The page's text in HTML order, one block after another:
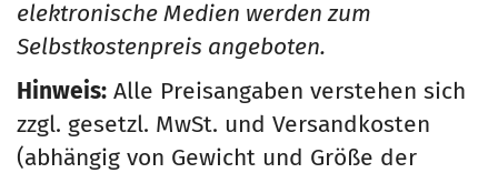
elektronische Medien werden zum
Selbstkostenpreis angeboten.
Hinweis: Alle Preisangaben verstehen sich
zzgl. gesetzl. MwSt. und Versandkosten
(abhängig von Gewicht und Größe der